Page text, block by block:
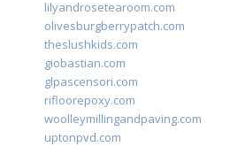
lilyandrosetearoom.com
olivesburgberrypatch.com
theslushkids.com
giobastian.com
glpascensori.com
rifloorepoxy.com
woolleymillingandpaving.com
uptonpvd.com